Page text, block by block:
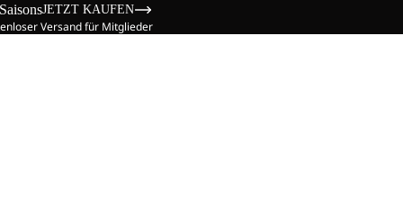
JETZT KAUFEN
Versand für Mitglieder